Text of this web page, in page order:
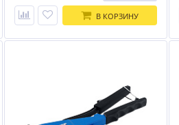
В КОРЗИНУ